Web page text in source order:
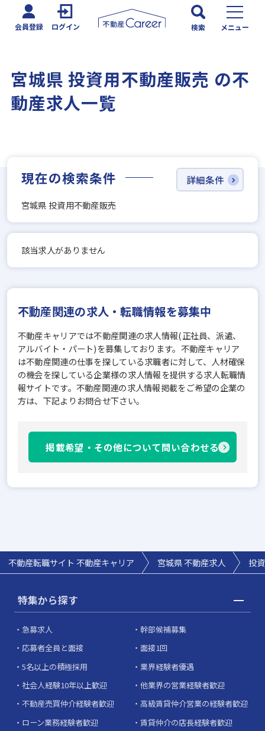
会員登録 ログイン 検索 メニュー
宮城県 投資用不動産販売 の不
動産求人一覧
現在の検索条件
宮城県 投資用不動産販売
詳細条件
該当求人がありません
不動産関連の求人・転職情報を募集中
不動産キャリアでは不動産関連の求人情報(正社員、派遣、
アルバイト・パート)を募集しております。不動産キャリア
は不動産関連の仕事を探している求職者に対して、人材確保
の機会を探している企業様の求人情報を提供する求人転職情
報サイトです。不動産関連の求人情報掲載をご希望の企業の
方は、下記よりお問合せ下さい。
掲載希望・その他について問い合わせる
不動産転職サイト 不動産キャリア 宮城県不動産求人 投
特集から探す
急募求人
幹部候補募集
応募者全員と面接
面接1回
5名以上の積極採用
業界経験者優遇
社会人経験10年以上歓迎
他業界の営業経験者歓迎
不動産売買仲介経験者歓迎
高級賃貸仲介営業の経験者歓迎
ローン業務経験者歓迎
賃貸仲介の店長経験者歓迎